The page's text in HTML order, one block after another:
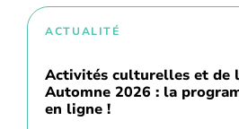
ACTUALITÉ
Activités culturelles et de
Automne 2026 : la
en ligne !